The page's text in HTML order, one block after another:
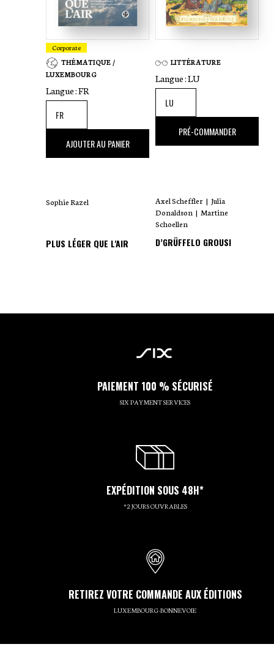
Corporate
THÉMATIQUE /
LUXEMBOURG
Langue :FR
,00 €
AJOUTER AU PANIER
Sophie Razel
PLUS LÉGER QUE L'AIR
LITTÉRATURE
Langue :LU
,00 €
PRÉ-COMMANDER
Axel Scheffler | Julia
Donaldson | Martine
Schoellen
D’GRÜFFELO GROUSI
PAIEMENT 100 % SÉCURISÉ
SIX PAYMENT SERVICES
EXPÉDITION SOUS 48H*
*2 JOURS OUVRABLES
RETIREZ VOTRE COMMANDE AUX ÉDITIONS
LUXEMBOURG-BONNEVOIE